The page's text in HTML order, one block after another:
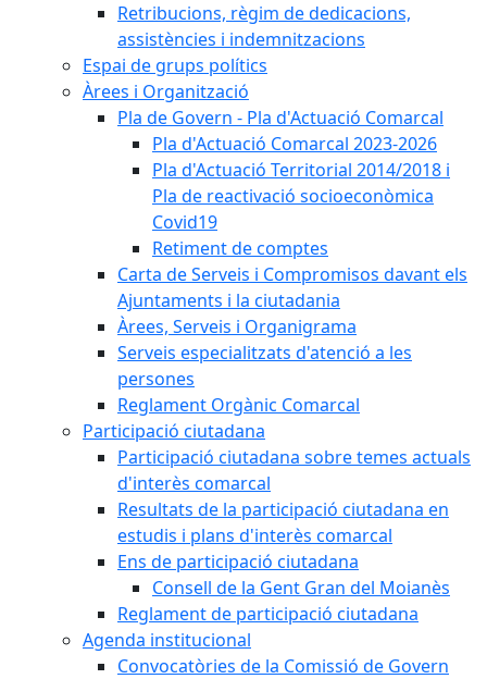
Retribucions, règim de dedicacions,
assistències i indemnitzacions
Espai de grups polítics
Àrees i Organització
Pla de Govern - Pla d'Actuació Comarcal
Pla d'Actuació Comarcal 2023-2026
Pla d'Actuació Territorial 2014/2018 i
Pla de reactivació socioeconòmica
Covid19
Retiment de comptes
Carta de Serveis i Compromisos davant els
Ajuntaments i la ciutadania
Àrees, Serveis i Organigrama
Serveis especialitzats d'atenció a les
persones
Reglament Orgànic Comarcal
Participació ciutadana
Participació ciutadana sobre temes actuals
d'interès comarcal
Resultats de la participació ciutadana en
estudis i plans d'interès comarcal
Ens de participació ciutadana
Consell de la Gent Gran del Moianès
Reglament de participació ciutadana
Agenda institucional
Convocatòries de la Comissió de Govern